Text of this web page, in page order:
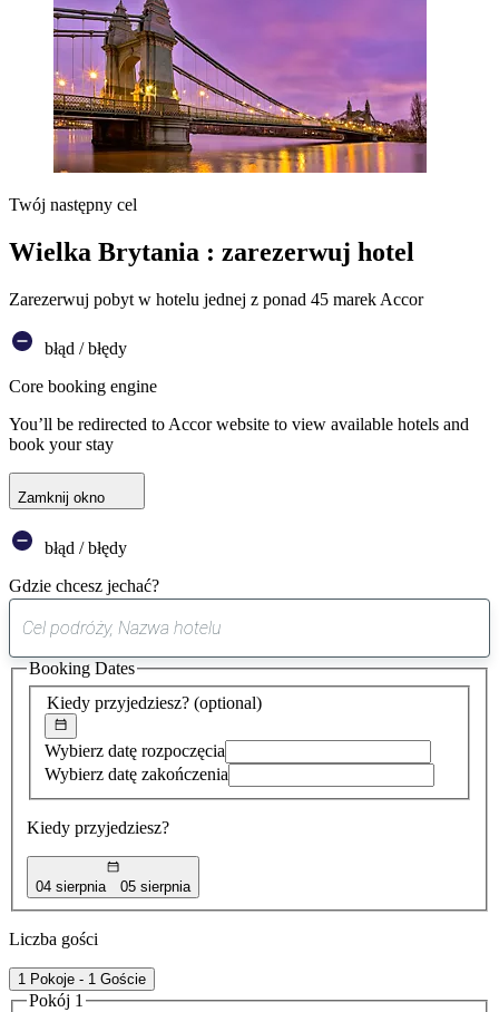
Twój następny cel
Wielka Brytania : zarezerwuj hotel
Zarezerwuj pobyt w hotelu jednej z ponad 45 marek Accor
błąd / błędy
Core booking engine
You’ll be redirected to Accor website to view available hotels and
book your stay
Zamknij okno
błąd / błędy
Gdzie chcesz jechać?
sugestia
została
znaleziona
Kiedy przyjedziesz? (optional)
Wybierz datę rozpoczęcia
Wybierz datę zakończenia
Kiedy przyjedziesz?
04 sierpnia 05 sierpnia
Booking Dates
Liczba gości
1 Pokoje - 1 Goście
Pokój 1